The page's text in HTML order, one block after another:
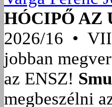
HÓCIPŐ AZ
2026/16 •
jobban
az ENSZ!
megbeszélni